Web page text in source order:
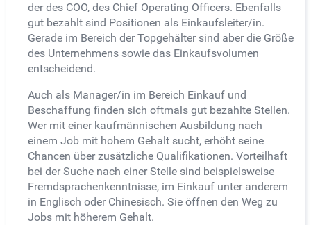
der des COO, des Chief Operating Officers. Ebenfalls
gut bezahlt sind Positionen als Einkaufsleiter/in.
Gerade im Bereich der Topgehälter sind aber die Größe
des Unternehmens sowie das Einkaufsvolumen
entscheidend.
Auch als Manager/in im Bereich Einkauf und
Beschaffung finden sich oftmals gut bezahlte Stellen.
Wer mit einer kaufmännischen Ausbildung nach
einem Job mit hohem Gehalt sucht, erhöht seine
Chancen über zusätzliche Qualifikationen. Vorteilhaft
bei der Suche nach einer Stelle sind beispielsweise
Fremdsprachenkenntnisse, im Einkauf unter anderem
in Englisch oder Chinesisch. Sie öffnen den Weg zu
Jobs mit höherem Gehalt.